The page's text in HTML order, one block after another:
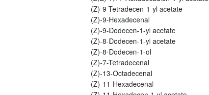
(Z)-9-Tetradecen-1-yl acetate
(Z)-9-Hexadecenal
(Z)-9-Dodecen-1-yl acetate
(Z)-8-Dodecen-1-yl acetate
(Z)-8-Dodecen-1-ol
(Z)-7-Tetradecenal
(Z)-13-Octadecenal
(Z)-11-Hexadecenal